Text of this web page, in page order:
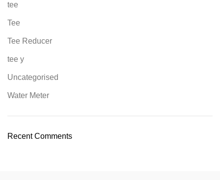
tee
Tee
Tee Reducer
tee y
Uncategorised
Water Meter
Recent Comments